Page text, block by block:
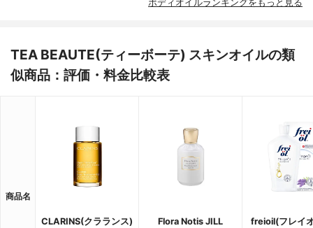
ボディオイルランキングをもっと見る
TEA BEAUTE(ティーボーテ) スキンオイルの類
似商品：評価・料金比較表
商品名
CLARINS(クラランス)
Flora Notis JILL
freioil(フレイ